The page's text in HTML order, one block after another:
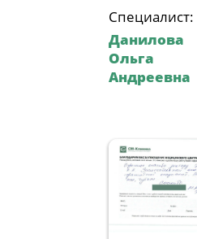
Специалист:
Данилова
Ольга
Андреевна